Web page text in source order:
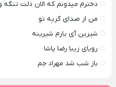
دخترم میدونم که الان دلت تنگه
من از صدای گريه تو
شیرین آی یارم شیرینه
رویای زیبا رضا پاشا
باز شب شد مهراد جم